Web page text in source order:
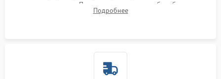
амортизаторов. Проверка подшипников барабана и
крестовины на износ, а манжеты люка на разрывы.
Подробнее